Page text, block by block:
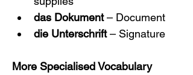
das Dokument – Document
die Unterschrift – Signature
More Specialised Vocabulary